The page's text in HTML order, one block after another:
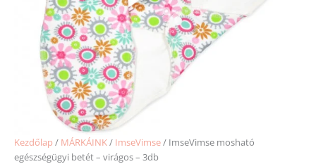
Kezdőlap / MÁRKÁINK/ ImseVimse/ ImseVimse mosható
egészségügyi betét – virágos – 3db